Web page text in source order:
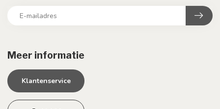
Meer informatie
Klantenservice